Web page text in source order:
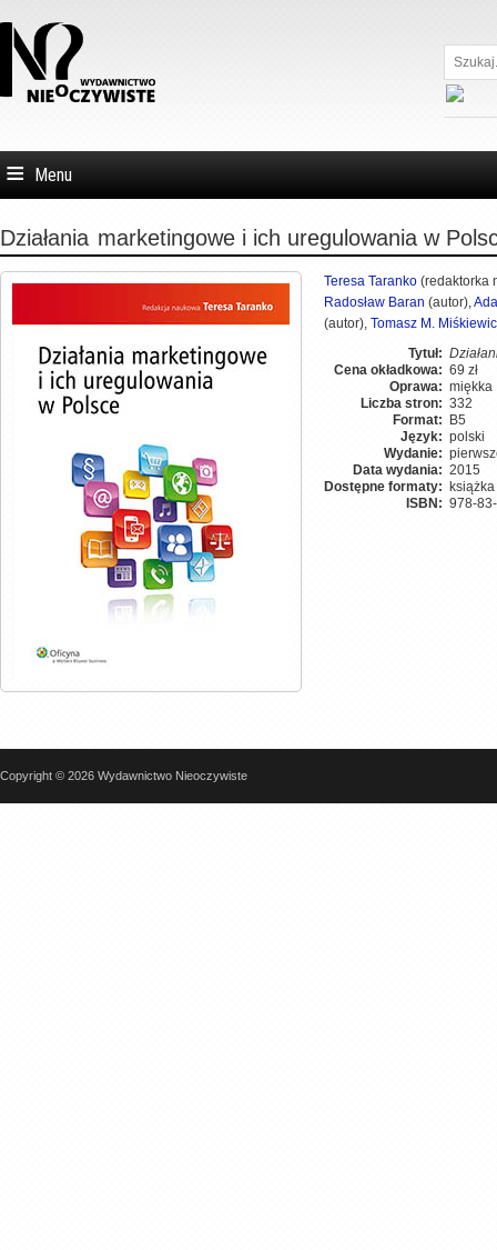
Szukaj...
Menu
Działania marketingowe i ich uregulowania w
Teresa Taranko (redaktorka
Radosław Baran (autor),
(autor), Tomasz M.
Tytuł:
Cena okładkowa: 69 zł
Oprawa: miękka
Liczba stron: 332
Format: B5
Język: polski
Wydanie:
Data wydania: 2015
Dostępne formaty:
ISBN: 978-
Copyright © 2026 Wydawnictwo Nieoczywiste